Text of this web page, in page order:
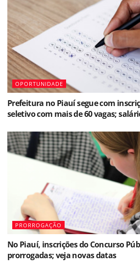
OPORTUNIDADE
Prefeitura no Piauí segue com
seletivo com mais de 60 vagas;
PRORROGAÇÃO
No Piauí, inscrições do Concurso
prorrogadas; veja novas datas